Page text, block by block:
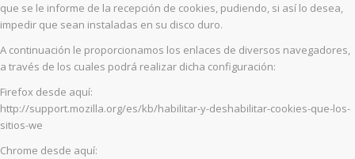
que se le informe de la recepción de cookies, pudiendo, si así lo desea,
impedir que sean instaladas en su disco duro.
A continuación le proporcionamos los enlaces de diversos navegadores,
a través de los cuales podrá realizar dicha configuración:
Firefox desde aquí:
http://support.mozilla.org/es/kb/habilitar-y-deshabilitar-cookies-que-los-
sitios-we
Chrome desde aquí: